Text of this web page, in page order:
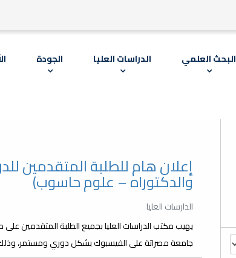
البحث العلمي الدراسات العليا الجودة
إعلان هام للطلبة المتقدمين
والدكتوراه – علوم حاسوب)
الدارسات العليا
يهيب مكتب الدراسات العليا بجميع الطلبة المتقدمين
جامعة مصراتة على الفيسبوك بشكل دوري ومستمر، وذلك